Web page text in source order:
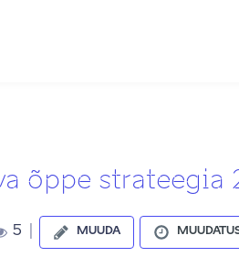
õppe strateegia
5 MUUDA